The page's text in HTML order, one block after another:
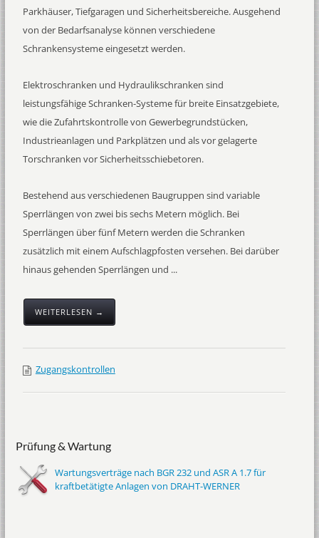
Parkhäuser, Tiefgaragen und Sicherheitsbereiche. Ausgehend
von der Bedarfsanalyse können verschiedene
Schrankensysteme eingesetzt werden.
Elektroschranken und Hydraulikschranken sind
leistungsfähige Schranken-Systeme für breite Einsatzgebiete,
wie die Zufahrtskontrolle von Gewerbegrundstücken,
Industrieanlagen und Parkplätzen und als vor gelagerte
Torschranken vor Sicherheitsschiebetoren.
Bestehend aus verschiedenen Baugruppen sind variable
Sperrlängen von zwei bis sechs Metern möglich. Bei
Sperrlängen über fünf Metern werden die Schranken
zusätzlich mit einem Aufschlagpfosten versehen. Bei darüber
hinaus gehenden Sperrlängen und ...
WEITERLESEN →
Zugangskontrollen
Prüfung & Wartung
Wartungsverträge nach BGR 232 und ASR A 1.7 für
kraftbetätigte Anlagen von DRAHT-WERNER